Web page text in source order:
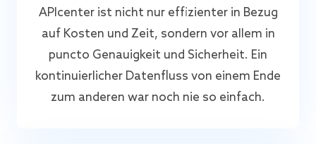
APIcenter ist nicht nur effizienter in Bezug
auf Kosten und Zeit, sondern vor allem in
puncto Genauigkeit und Sicherheit. Ein
kontinuierlicher Datenfluss von einem Ende
zum anderen war noch nie so einfach.